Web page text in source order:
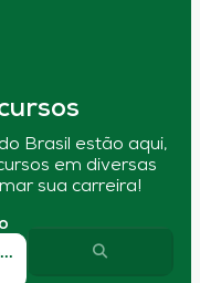
Brasil estão aqui,
em diversas
sua carreira!